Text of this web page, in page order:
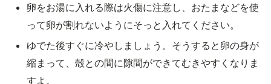
卵をお湯に入れる際は火傷に注意し、おたまなどを使
って卵が割れないようにそっと入れてください。
ゆでた後すぐに冷やしましょう。そうすると卵の身が
縮まって、殻との間に隙間ができてむきやすくなりま
すよ。